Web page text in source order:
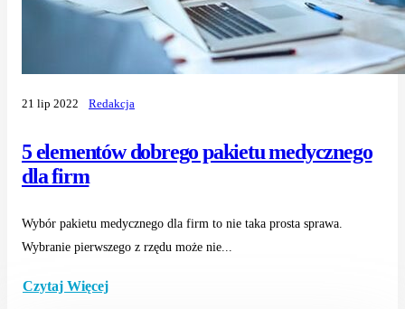
5 elementów dobrego pakietu medycznego
dla firm
21 lip 2022 Redakcja
Wybór pakietu medycznego dla firm to nie taka prosta sprawa.
Wybranie pierwszego z rzędu może nie...
Czytaj Więcej